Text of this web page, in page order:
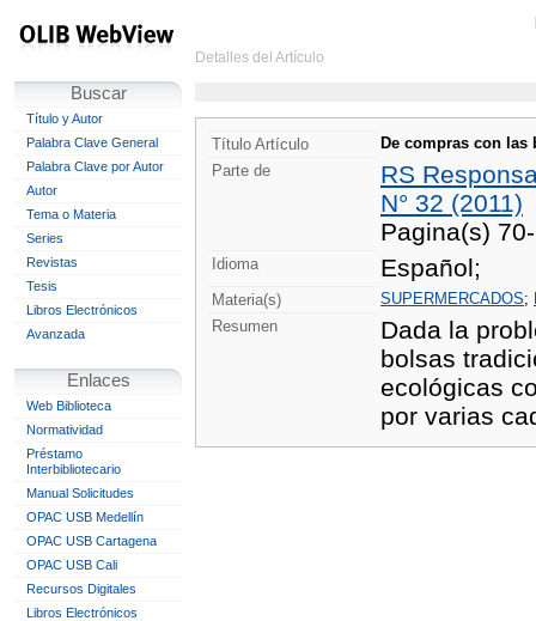
Buscar
Título y Autor
Palabra Clave General
Palabra Clave por Autor
Autor
Tema o Materia
Series
Revistas
Tesis
Libros Electrónicos
Avanzada
Enlaces
Web Biblioteca
Normatividad
Préstamo
Interbibliotecario
Manual Solicitudes
OPAC USB Medellín
OPAC USB Cartagena
OPAC USB Cali
Recursos Digitales
Libros Electrónicos
Detalles del Artículo
Título Artículo
De compras con las
Parte de
RS
N° 32 (2011)
Pagina(s)
Idioma Español;
Materia(s) SUPERMERCADOS;
Resumen
Dada la
bolsas
ecológicas
por varias